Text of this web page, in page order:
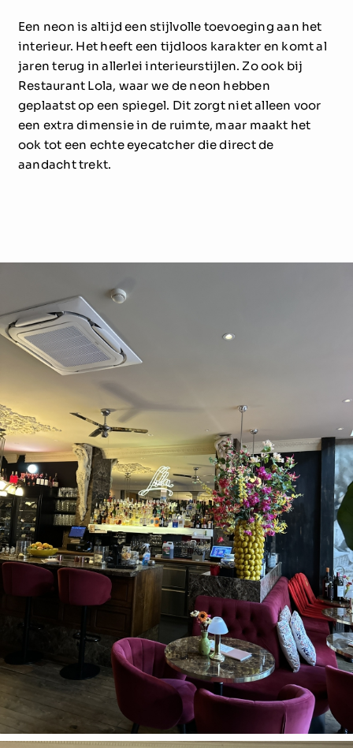
Een neon is altijd een stijlvolle toevoeging aan het
interieur. Het heeft een tijdloos karakter en komt al
jaren terug in allerlei interieurstijlen. Zo ook bij
Restaurant Lola, waar we de neon hebben
geplaatst op een spiegel. Dit zorgt niet alleen voor
een extra dimensie in de ruimte, maar maakt het
ook tot een echte eyecatcher die direct de
aandacht trekt.